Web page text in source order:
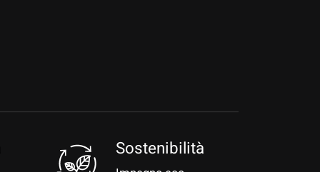
Sostenibilità